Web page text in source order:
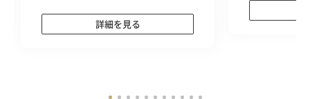
詳細を見る